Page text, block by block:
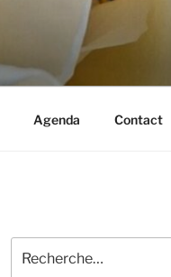
Agenda Contact
pour